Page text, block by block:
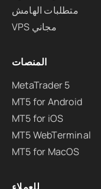
متطلبات الهامش
VPS مجاني
المنصات
MetaTrader 5
MT5 for Android
MT5 for iOS
MT5 WebTerminal
MT5 for MacOS